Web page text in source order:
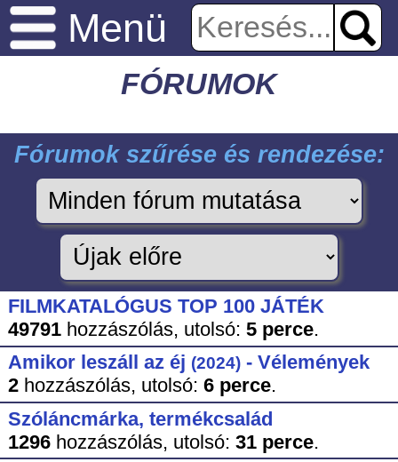
Menü
FÓRUMOK
Fórumok szűrése és rendezése:
FILMKATALÓGUS TOP 100 JÁTÉK
49791hozzászólás, utolsó: 5 perce.
Amikor leszáll az éj (2024)- Vélemények
2hozzászólás, utolsó: 6 perce.
Szóláncmárka, termékcsalád
1296hozzászólás, utolsó: 31 perce.